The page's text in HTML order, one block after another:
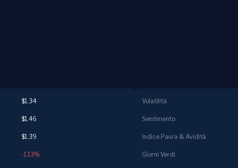
$1.34
$1.46
$1.39
-1.13%
Volatilità
Sentimento
Indice Paura & Avidità
Giorni Verdi